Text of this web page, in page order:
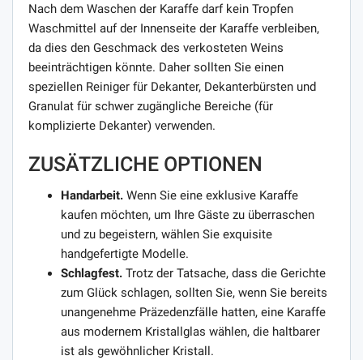
Nach dem Waschen der Karaffe darf kein Tropfen
Waschmittel auf der Innenseite der Karaffe verbleiben,
da dies den Geschmack des verkosteten Weins
beeinträchtigen könnte. Daher sollten Sie einen
speziellen Reiniger für Dekanter, Dekanterbürsten und
Granulat für schwer zugängliche Bereiche (für
komplizierte Dekanter) verwenden.
ZUSÄTZLICHE OPTIONEN
Handarbeit. Wenn Sie eine exklusive Karaffe
kaufen möchten, um Ihre Gäste zu überraschen
und zu begeistern, wählen Sie exquisite
handgefertigte Modelle.
Schlagfest. Trotz der Tatsache, dass die Gerichte
zum Glück schlagen, sollten Sie, wenn Sie bereits
unangenehme Präzedenzfälle hatten, eine Karaffe
aus modernem Kristallglas wählen, die haltbarer
ist als gewöhnlicher Kristall.